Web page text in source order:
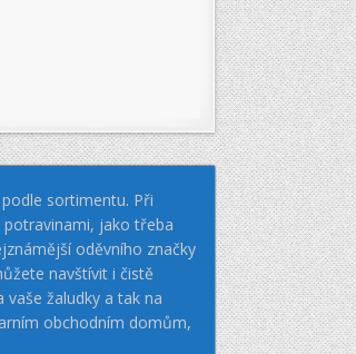
sortimentu. Při
jako třeba
oděvního značky
navštívit i čistě
žaludky a tak na
obchodním domům,